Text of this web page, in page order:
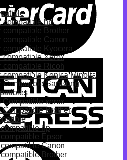
compatible hp
compatible Brother
compatible Canon
compatible Kyocera
compatible Xerox
compatible Ricoh
compatible Konica Minolta
Compatible Samsung
Compatible xerox
Compatible Brother
hp
compatible Epson
Canon
Brother